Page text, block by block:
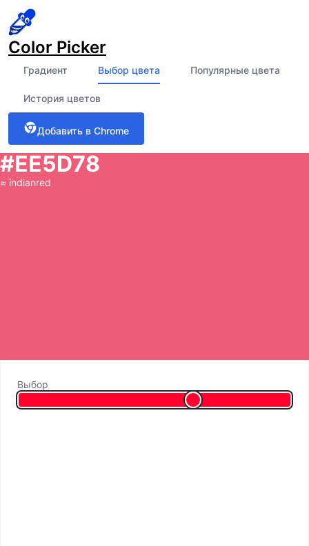
Color Picker
Градиент Выбор цвета Популярные цвета
История цветов
Добавить в Chrome
#EE5D78
≈ indianred
Выбор